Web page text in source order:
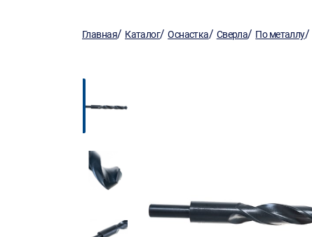
Главная/ Каталог/Оснастка/ Сверла/ По металлу/